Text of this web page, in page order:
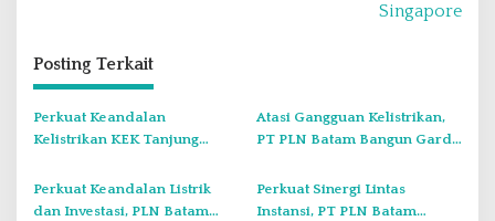
s
i
p
s
Singapore
Posting Terkait
Perkuat Keandalan
Kelistrikan KEK Tanjung
Penjajakan Kerja Sama
Strategis dengan Panbil
Atasi Gangguan Kelistrikan,
PT PLN Batam Bangun Gardu
di Kavling Senjulung
Perkuat Keandalan Listrik
dan Investasi, PLN Batam
Perkuat Sinergi Lintas
Instansi, PT PLN Batam